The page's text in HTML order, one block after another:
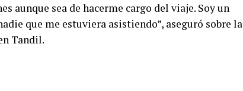
aunque sea de hacerme cargo del viaje. Soy un
que me estuviera asistiendo”, aseguró sobre la
Tandil.